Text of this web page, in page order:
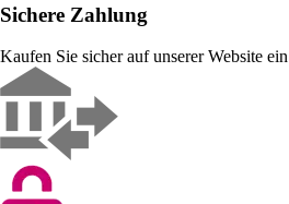
Sichere Zahlung
Kaufen Sie sicher auf unserer Website ein